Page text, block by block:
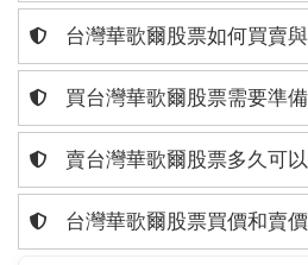
台灣華歌爾股票如何買賣
買台灣華歌爾股票需要準
賣台灣華歌爾股票多久可
台灣華歌爾股票買價和賣